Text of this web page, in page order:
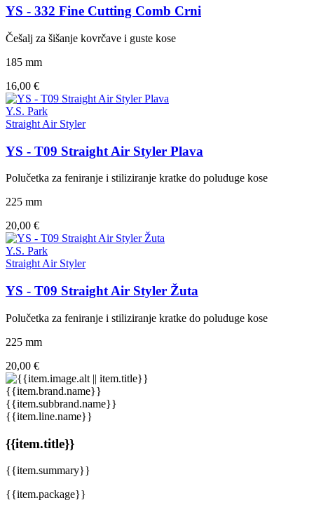
YS - 332 Fine Cutting Comb Crni
Češalj za šišanje kovrčave i guste kose
185 mm
16,00 €
Y.S. Park
Straight Air Styler
YS - T09 Straight Air Styler Plava
Polučetka za feniranje i stiliziranje kratke do poluduge kose
225 mm
20,00 €
Y.S. Park
Straight Air Styler
YS - T09 Straight Air Styler Žuta
Polučetka za feniranje i stiliziranje kratke do poluduge kose
225 mm
20,00 €
{{item.brand.name}}
{{item.subbrand.name}}
{{item.line.name}}
{{item.title}}
{{item.summary}}
{{item.package}}